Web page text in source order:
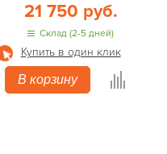
21 750 руб.
Склад (2-5 дней)
Купить в один клик
В корзину